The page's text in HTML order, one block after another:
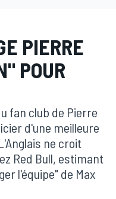
PIERRE
POUR
fan club de Pierre
d'une meilleure
ne croit
Red Bull, estimant
l'équipe" de Max